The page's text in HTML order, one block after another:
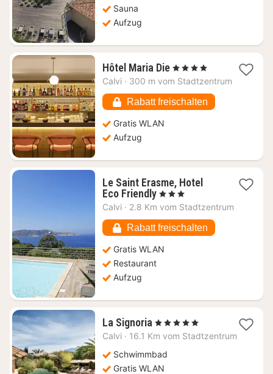
Sauna
Aufzug
Hôtel Maria Die1
Nacht
303,82
€
, 4 Sterne
Calvi · 300 m vom Stadtzentrum
Rabatt freischalten
Gratis WLAN
Aufzug
Le Saint Erasme, Hotel
Eco Friendly1
Nacht
333,25
€
, 3 Sterne
Calvi · 2.8 Km vom Stadtzentrum
Rabatt freischalten
Gratis WLAN
Restaurant
Aufzug
La Signoria 1
Nacht
591,16
€
, 5 Sterne
Calvi · 16.1 Km vom Stadtzentrum
Schwimmbad
Gratis WLAN